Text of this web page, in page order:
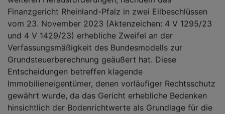
Finanzgericht Rheinland-Pfalz in zwei Eilbeschlüssen
vom 23. November 2023 (Aktenzeichen: 4 V 1295/23
und 4 V 1429/23) erhebliche Zweifel an der
Verfassungsmäßigkeit des Bundesmodells zur
Grundsteuerberechnung geäußert hat. Diese
Entscheidungen betreffen klagende
Immobilieneigentümer, denen vorläufiger Rechtsschutz
gewährt wurde, da das Gericht erhebliche Bedenken
hinsichtlich der Bodenrichtwerte als Grundlage für die